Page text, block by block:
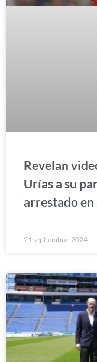
Revelan
Urías a su
arrestado en
21 septiembre, 2024